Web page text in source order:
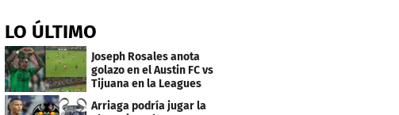
LO ÚLTIMO
Joseph Rosales anota
golazo en el Austin FC vs
Tijuana en la Leagues
Cup
Arriaga podría jugar la